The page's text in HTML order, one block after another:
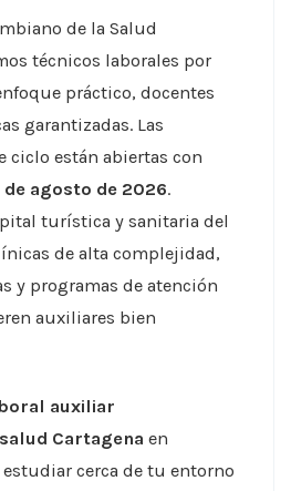
de la Salud
técnicos laborales por
práctico, docentes
garantizadas. Las
ciclo están abiertas con
de agosto de 2026.
turística y sanitaria del
de alta complejidad,
y programas de atención
auxiliares bien
auxiliar
Cartagena en
estudiar cerca de tu entorno